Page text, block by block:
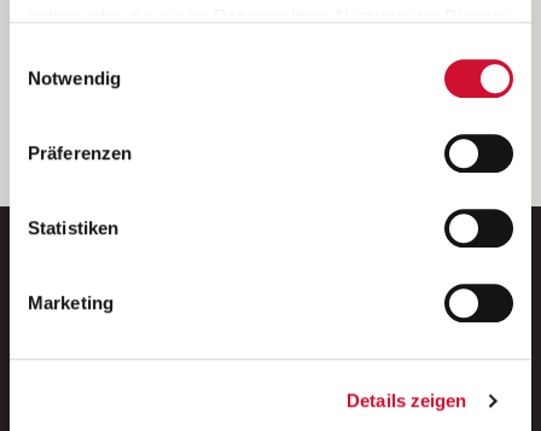
Wenn Sie auf „Cookies zulassen“ klicken, so stimmen
Sie der Speicherung sämtlicher Cookies zu. Sie können
Ihre Einwilligung selbstverständlich jederzeit widerrufen,
indem Sie die Cookie-Einstellungen aufrufen und diese
unserer
Notwendig
Präferenzen
Statistiken
Marketing
Details zeigen
Weitere Details können Sie der
entnehmen.